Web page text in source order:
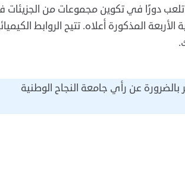
تلعب دورًا في تكوين مجموعات من
المذكورة أعلاه. تتيح الروابط
بالضرورة عن رأي جامعة النجاح الوطنية